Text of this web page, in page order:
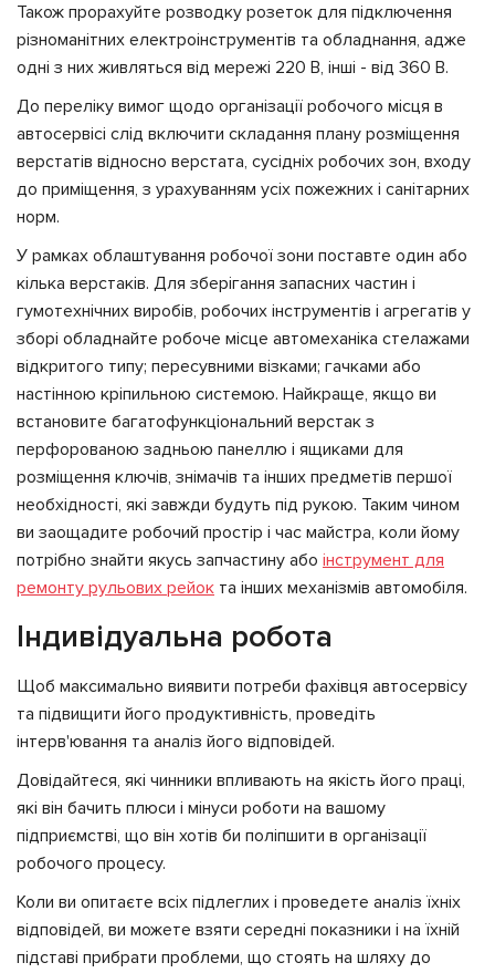
Також прорахуйте розводку розеток для підключення
різноманітних електроінструментів та обладнання, адже
одні з них живляться від мережі 220 В, інші - від 360 В.
До переліку вимог щодо організації робочого місця в
автосервісі слід включити складання плану розміщення
верстатів відносно верстата, сусідніх робочих зон, входу
до приміщення, з урахуванням усіх пожежних і санітарних
норм.
У рамках облаштування робочої зони поставте один або
кілька верстаків. Для зберігання запасних частин і
гумотехнічних виробів, робочих інструментів і агрегатів у
зборі обладнайте робоче місце автомеханіка стелажами
відкритого типу; пересувними візками; гачками або
настінною кріпильною системою. Найкраще, якщо ви
встановите багатофункціональний верстак з
перфорованою задньою панеллю і ящиками для
розміщення ключів, знімачів та інших предметів першої
необхідності, які завжди будуть під рукою. Таким чином
ви заощадите робочий простір і час майстра, коли йому
потрібно знайти якусь запчастину або інструмент для
ремонту рульових рейок та інших механізмів автомобіля.
Індивідуальна робота
Щоб максимально виявити потреби фахівця автосервісу
та підвищити його продуктивність, проведіть
інтерв'ювання та аналіз його відповідей.
Довідайтеся, які чинники впливають на якість його праці,
які він бачить плюси і мінуси роботи на вашому
підприємстві, що він хотів би поліпшити в організації
робочого процесу.
Коли ви опитаєте всіх підлеглих і проведете аналіз їхніх
відповідей, ви можете взяти середні показники і на їхній
підставі прибрати проблеми, що стоять на шляху до